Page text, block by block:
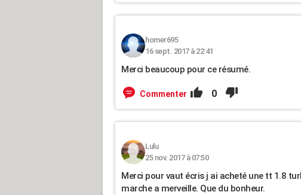
homer695
16 sept. 2017 à 22:41
Merci beaucoup pour ce résumé.
Commenter 0
Lulu
25 nov. 2017 à 07:50
Merci pour vaut écris j ai acheté une tt 1.8
marche a merveille. Que du bonheur.